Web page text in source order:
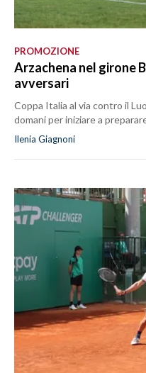
PROMOZIONE
Arzachena nel girone
avversari
Coppa Italia al via contro il
domani per iniziare a
Ilenia Giagnoni